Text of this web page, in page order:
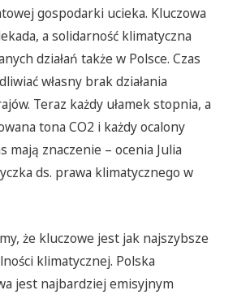
gospodarki ucieka. Kluczowa
a solidarność klimatyczna
działań także w Polsce. Czas
własny brak działania
Teraz każdy ułamek stopnia, a
tona CO2 i każdy ocalony
mają znaczenie – ocenia Julia
ds. prawa klimatycznego w
że kluczowe jest jak najszybsze
klimatycznej. Polska
jest najbardziej emisyjnym